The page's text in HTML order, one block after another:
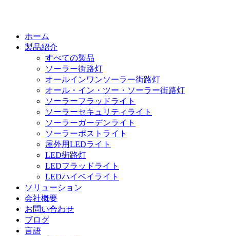
ホーム
製品紹介
すべての製品
ソーラー街路灯
オールインワンソーラー街路灯
オール・イン・ツー・ソーラー街路灯
ソーラーフラッドライト
ソーラーセキュリティライト
ソーラーガーデンライト
ソーラーポストライト
屋外用LEDライト
LED街路灯
LEDフラッドライト
LEDハイベイライト
ソリューション
会社概要
お問い合わせ
ブログ
言語